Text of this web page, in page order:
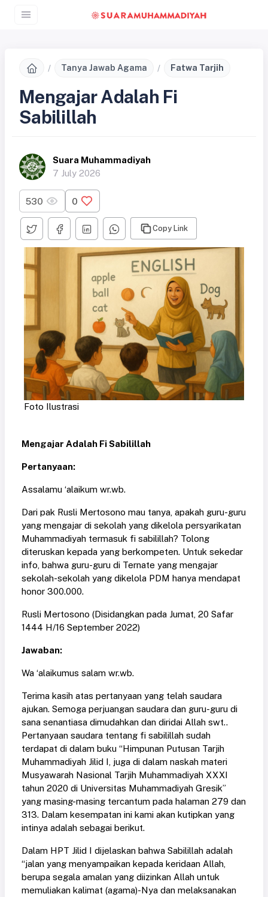
Tanya Jawab Agama Fatwa Tarjih
Mengajar Adalah Fi
Sabilillah
Suara Muhammadiyah
7 July 2026
530 0
Copy Link
Foto Ilustrasi
Mengajar Adalah Fi Sabilillah
Pertanyaan:
Assalamu ‘alaikum wr.wb.
Dari pak Rusli Mertosono mau tanya, apakah guru-guru
yang mengajar di sekolah yang dikelola persyarikatan
Muhammadiyah termasuk fi sabilillah? Tolong
diteruskan kepada yang berkompeten. Untuk sekedar
info, bahwa guru-guru di Ternate yang mengajar
sekolah-sekolah yang dikelola PDM hanya mendapat
honor 300.000.
Rusli Mertosono (Disidangkan pada Jumat, 20 Safar
1444 H/16 September 2022)
Jawaban:
Wa ‘alaikumus salam wr.wb.
Terima kasih atas pertanyaan yang telah saudara
ajukan. Semoga perjuangan saudara dan guru-guru di
sana senantiasa dimudahkan dan diridai Allah swt..
Pertanyaan saudara tentang fi sabilillah sudah
terdapat di dalam buku “Himpunan Putusan Tarjih
Muhammadiyah Jilid I, juga di dalam naskah materi
Musyawarah Nasional Tarjih Muhammadiyah XXXI
tahun 2020 di Universitas Muhammadiyah Gresik”
yang masing-masing tercantum pada halaman 279 dan
313. Dalam kesempatan ini kami akan kutipkan yang
intinya adalah sebagai berikut.
Dalam HPT Jilid I dijelaskan bahwa Sabilillah adalah
“jalan yang menyampaikan kepada keridaan Allah,
berupa segala amalan yang diizinkan Allah untuk
memuliakan kalimat (agama)-Nya dan melaksanakan